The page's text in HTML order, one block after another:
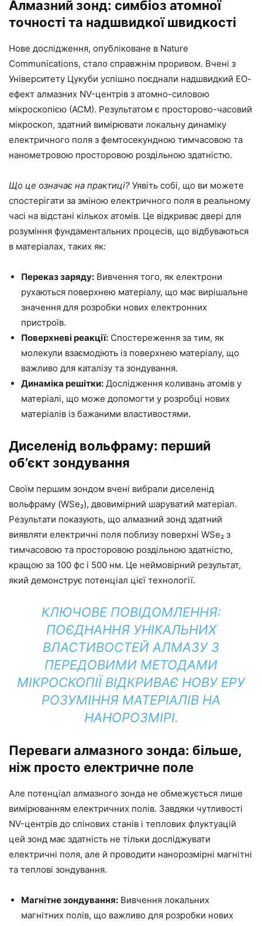
Алмазний зонд: симбіоз атомної
точності та надшвидкої швидкості
Нове дослідження, опубліковане в Nature
Communications, стало справжнім проривом. Вчені з
Університету Цукуби успішно поєднали надшвидкий ЕО-
ефект алмазних NV-центрів з атомно-силовою
мікроскопією (АСМ). Результатом є просторово-часовий
мікроскоп, здатний вимірювати локальну динаміку
електричного поля з фемтосекундною тимчасовою та
нанометровою просторовою роздільною здатністю.
Що це означає на практиці? Уявіть собі, що ви можете
спостерігати за зміною електричного поля в реальному
часі на відстані кількох атомів. Це відкриває двері для
розуміння фундаментальних процесів, що відбуваються
в матеріалах, таких як:
Переказ заряду: Вивчення того, як електрони
рухаються поверхнею матеріалу, що має вирішальне
значення для розробки нових електронних
пристроїв.
Поверхневі реакції: Спостереження за тим, як
молекули взаємодіють із поверхнею матеріалу, що
важливо для каталізу та зондування.
Динаміка решітки: Дослідження коливань атомів у
матеріалі, що може допомогти у розробці нових
матеріалів із бажаними властивостями.
Диселенід вольфраму: перший
об’єкт зондування
Своїм першим зондом вчені вибрали диселенід
вольфраму (WSe₂), двовимірний шаруватий матеріал.
Результати показують, що алмазний зонд здатний
виявляти електричні поля поблизу поверхні WSe₂ з
тимчасовою та просторовою роздільною здатністю,
кращою за 100 фс і 500 нм. Це неймовірний результат,
який демонструє потенціал цієї технології.
КЛЮЧОВЕ ПОВІДОМЛЕННЯ:
ПОЄДНАННЯ УНІКАЛЬНИХ
ВЛАСТИВОСТЕЙ АЛМАЗУ З
ПЕРЕДОВИМИ МЕТОДАМИ
МІКРОСКОПІЇ ВІДКРИВАЄ НОВУ ЕРУ
РОЗУМІННЯ МАТЕРІАЛІВ НА
НАНОРОЗМІРІ.
Переваги алмазного зонда: більше,
ніж просто електричне поле
Але потенціал алмазного зонда не обмежується лише
вимірюванням електричних полів. Завдяки чутливості
NV-центрів до спінових станів і теплових флуктуацій
цей зонд має здатність не тільки досліджувати
електричні поля, але й проводити нанорозмірні магнітні
та теплові зондування.
Магнітне зондування: Вивчення локальних
магнітних полів, що важливо для розробки нових